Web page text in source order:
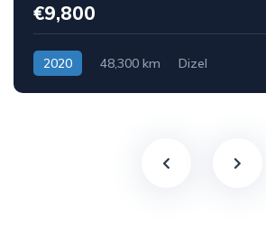
€9,800
2020 48,300 km Dizel